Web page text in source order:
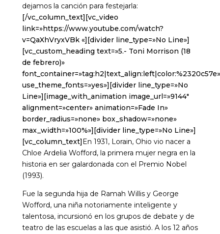
dejamos la canción para festejarla:
[/vc_column_text][vc_video
link=»https://www.youtube.com/watch?
v=QaXhVryxVBk «][divider line_type=»No Line»]
[vc_custom_heading text=»5.- Toni Morrison (18
de febrero)»
font_container=»tag:h2|text_align:left|color:%2320c57e»
use_theme_fonts=»yes»][divider line_type=»No
Line»][image_with_animation image_url=»9144″
alignment=»center» animation=»Fade In»
border_radius=»none» box_shadow=»none»
max_width=»100%»][divider line_type=»No Line»]
[vc_column_text] En 1931, Lorain, Ohio vio nacer a
Chloe Ardelia Wofford, la primera mujer negra en la
historia en ser galardonada con el Premio Nobel
(1993).
Fue la segunda hija de Ramah Willis y George
Wofford, una niña notoriamente inteligente y
talentosa, incursionó en los grupos de debate y de
teatro de las escuelas a las que asistió. A los 12 años